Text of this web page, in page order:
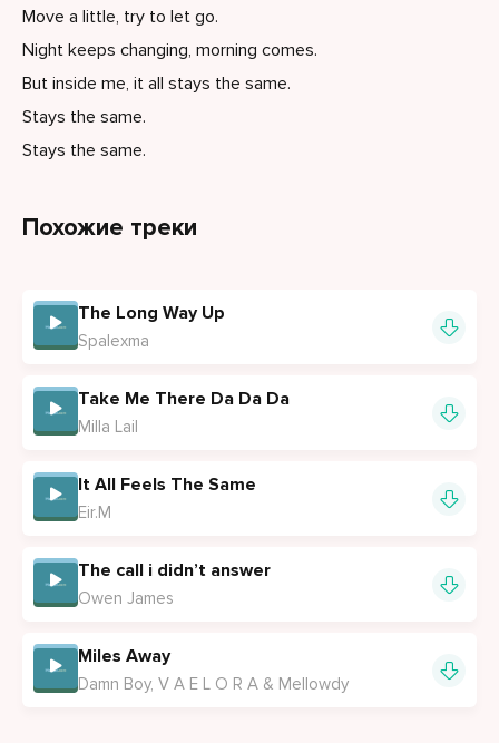
Move a little, try to let go.
Night keeps changing, morning comes.
But inside me, it all stays the same.
Stays the same.
Stays the same.
Похожие треки
The Long Way Up
Spalexma
Take Me There Da Da Da
Milla Lail
It All Feels The Same
Eir.M
The call i didn’t answer
Owen James
Miles Away
Damn Boy, V A E L O R A & Mellowdy